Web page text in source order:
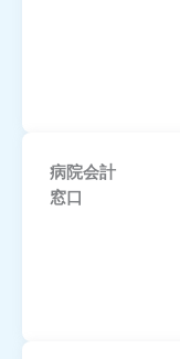
病院会計
窓口